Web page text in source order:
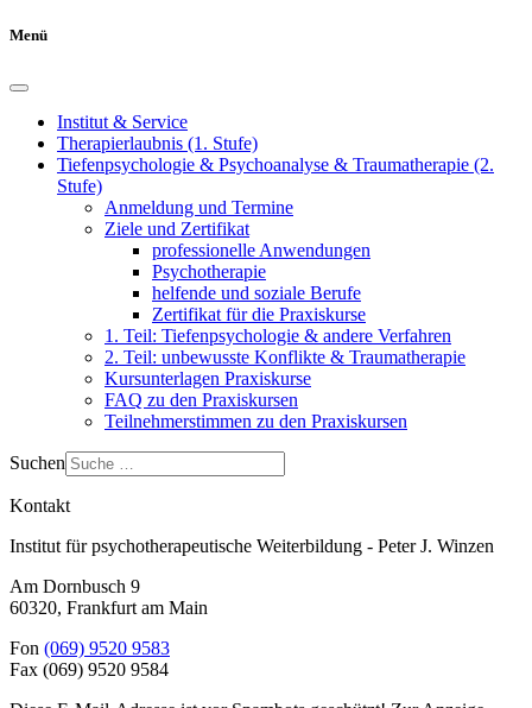
Menü
Institut & Service
Therapierlaubnis (1. Stufe)
Tiefenpsychologie & Psychoanalyse & Traumatherapie (2.
Stufe)
Anmeldung und Termine
Ziele und Zertifikat
professionelle Anwendungen
Psychotherapie
helfende und soziale Berufe
Zertifikat für die Praxiskurse
1. Teil: Tiefenpsychologie & andere Verfahren
2. Teil: unbewusste Konflikte & Traumatherapie
Kursunterlagen Praxiskurse
FAQ zu den Praxiskursen
Teilnehmerstimmen zu den Praxiskursen
Suchen
Kontakt
Institut für psychotherapeutische Weiterbildung - Peter J. Winzen
Am Dornbusch 9
60320, Frankfurt am Main
Fon (069) 9520 9583
Fax (069) 9520 9584